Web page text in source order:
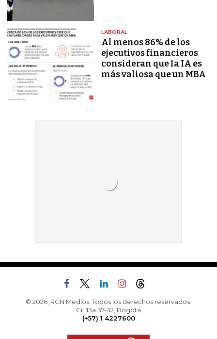
LABORAL
Al menos 86% de los
ejecutivos financieros
consideran que la IA es
más valiosa que un MBA
© 2026, RCN Medios. Todos los derechos reservados.
Cr. 13a 37-32, Bogotá
(+57) 1 4227600